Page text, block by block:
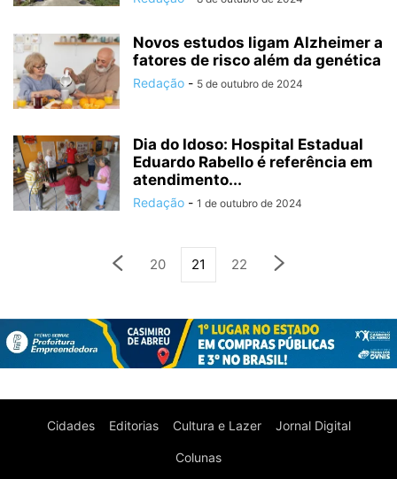
Novos estudos ligam Alzheimer a
fatores de risco além da genética
Redação - 5 de outubro de 2024
Dia do Idoso: Hospital Estadual
Eduardo Rabello é referência em
atendimento...
Redação - 1 de outubro de 2024
20 21 22
Cidades Editorias Cultura e Lazer Jornal Digital
Colunas